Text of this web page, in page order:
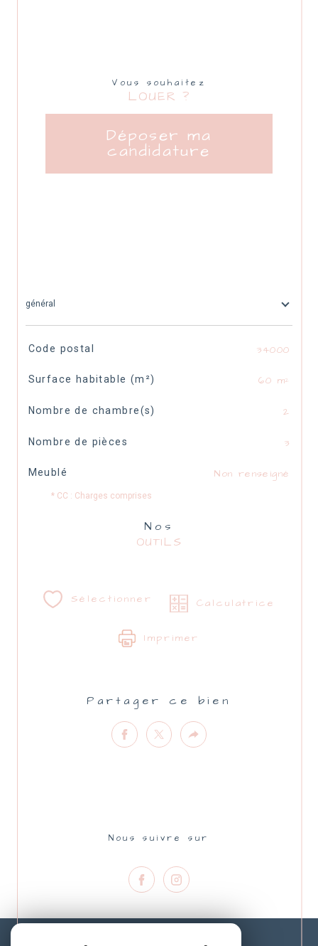
Vous souhaitez
LOUER ?
Déposer ma
candidature
général
TRAD_SIROCCO_Caracteristique
Code postal 34000
Surface habitable (m²) 60 m²
Nombre de chambre(s) 2
Nombre de pièces 3
Meublé Non renseigné
* CC : Charges comprises
Nos
OUTILS
Sélectionner Calculatrice
Imprimer
Partager ce bien
Nous suivre sur